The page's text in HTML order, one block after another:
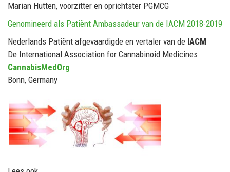
Marian Hutten, voorzitter en oprichtster PGMCG
Genomineerd als Patiënt Ambassadeur van de IACM 2018-2019
Nederlands Patiënt afgevaardigde en vertaler van de IACM
De International Association for Cannabinoid Medicines
CannabisMedOrg
Bonn, Germany